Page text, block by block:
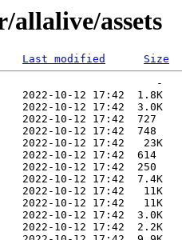
allalive/assets
Last modified
Size
-
2022-10-12 17:42  1.8K
2022-10-12 17:42  3.0K
2022-10-12 17:42  727
2022-10-12 17:42  748
2022-10-12 17:42   23K
2022-10-12 17:42  614
2022-10-12 17:42  250
2022-10-12 17:42  7.4K
2022-10-12 17:42   11K
2022-10-12 17:42   11K
2022-10-12 17:42  3.0K
2022-10-12 17:42  2.2K